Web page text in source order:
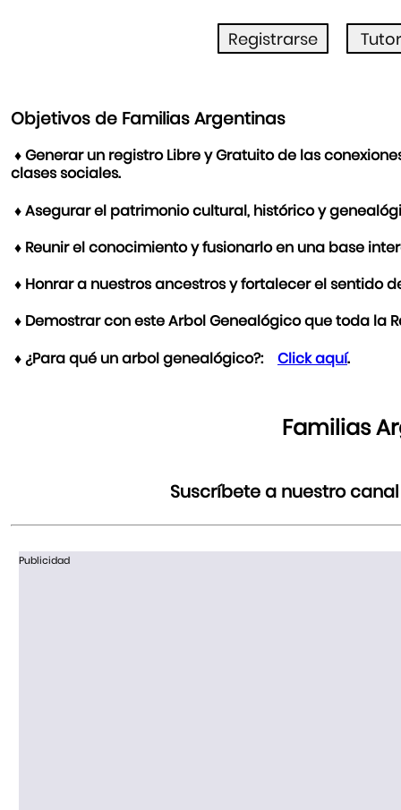
Objetivos de Familias Argentinas
♦ Generar un registro Libre y Gratuito de las
clases sociales.
♦ Asegurar el patrimonio cultural, histórico y
♦ Reunir el conocimiento y fusionarlo en una base
♦ Honrar a nuestros ancestros y fortalecer el sentido
♦ Demostrar con este Arbol Genealógico que toda la
♦ ¿Para qué un arbol genealógico?: Click aquí.
Familias
Suscríbete a nuestro
Publicidad